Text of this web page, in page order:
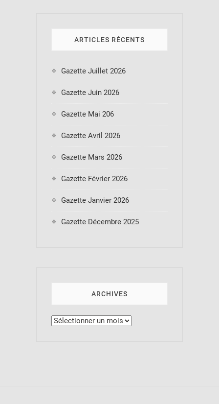
ARTICLES RÉCENTS
Gazette Juillet 2026
Gazette Juin 2026
Gazette Mai 206
Gazette Avril 2026
Gazette Mars 2026
Gazette Février 2026
Gazette Janvier 2026
Gazette Décembre 2025
ARCHIVES
Archives